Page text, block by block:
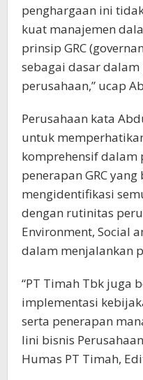
penghargaan ini
kuat manajemen
prinsip GRC
sebagai dasar dalam
perusahaan,” ucap
Perusahaan kata
untuk
komprehensif dalam
penerapan GRC
mengidentifikasi
dengan rutinitas
Environment, Social
dalam menjalankan
“PT Timah Tbk juga
implementasi
serta penerapan
lini bisnis
Humas PT Timah,